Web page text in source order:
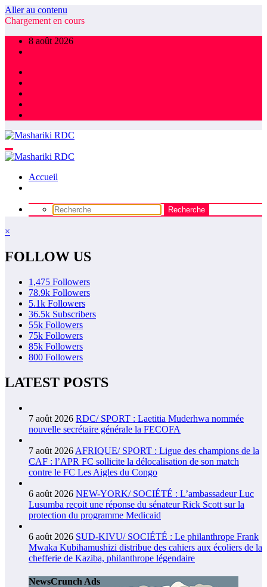
Aller au contenu
Chargement en cours
8 août 2026
Accueil
×
FOLLOW US
1,475 Followers
78.9k Followers
5.1k Followers
36.5k Subscribers
55k Followers
75k Followers
85k Followers
800 Followers
LATEST POSTS
7 août 2026 RDC/ SPORT : Laetitia Muderhwa nommée
nouvelle secrétaire générale la FECOFA
7 août 2026 AFRIQUE/ SPORT : Ligue des champions de la
CAF : l’APR FC sollicite la délocalisation de son match
contre le FC Les Aigles du Congo
6 août 2026 NEW-YORK/ SOCIÉTÉ : L’ambassadeur Luc
Lusumba reçoit une réponse du sénateur Rick Scott sur la
protection du programme Medicaid
6 août 2026 SUD-KIVU/ SOCIÉTÉ : Le philanthrope Frank
Mwaka Kubihamushizi distribue des cahiers aux écoliers de la
chefferie de Kaziba, philanthrope légendaire
NewsCrunch Ads